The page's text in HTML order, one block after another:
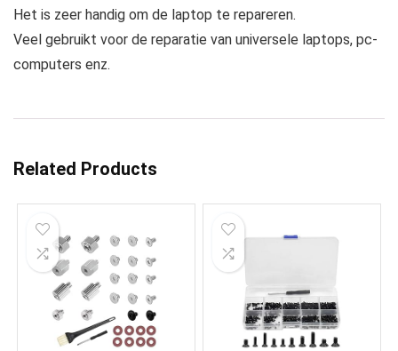
Het is zeer handig om de laptop te repareren.
Veel gebruikt voor de reparatie van universele laptops, pc-
computers enz.
Related Products